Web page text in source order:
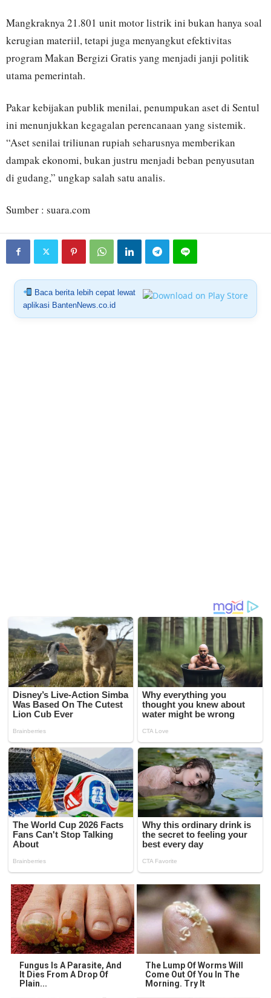
Mangkraknya 21.801 unit motor listrik ini bukan hanya soal
kerugian materiil, tetapi juga menyangkut efektivitas
program Makan Bergizi Gratis yang menjadi janji politik
utama pemerintah.
Pakar kebijakan publik menilai, penumpukan aset di Sentul
ini menunjukkan kegagalan perencanaan yang sistemik.
“Aset senilai triliunan rupiah seharusnya memberikan
dampak ekonomi, bukan justru menjadi beban penyusutan
di gudang,” ungkap salah satu analis.
Sumber : suara.com
Baca berita lebih cepat lewat
aplikasi BantenNews.co.id
Fungus Is A Parasite, And
It Dies From A Drop Of
Plain...
The Lump Of Worms Will
Come Out Of You In The
Morning. Try It